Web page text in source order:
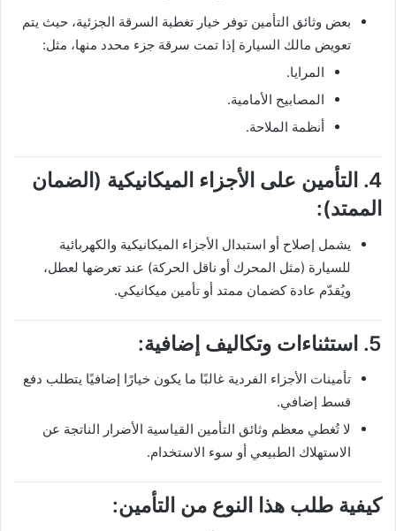
بعض وثائق التأمين توفر خيار تغطية السرقة الجزئية، حيث يتم
تعويض مالك السيارة إذا تمت سرقة جزء محدد منها، مثل:
المرايا.
المصابيح الأمامية.
أنظمة الملاحة.
4. التأمين على الأجزاء الميكانيكية (الضمان
الممتد):
يشمل إصلاح أو استبدال الأجزاء الميكانيكية والكهربائية
للسيارة (مثل المحرك أو ناقل الحركة) عند تعرضها لعطل،
ويُقدّم عادة كضمان ممتد أو تأمين ميكانيكي.
5. استثناءات وتكاليف إضافية:
تأمينات الأجزاء الفردية غالبًا ما يكون خيارًا إضافيًا يتطلب دفع
قسط إضافي.
لا تُغطي معظم وثائق التأمين القياسية الأضرار الناتجة عن
الاستهلاك الطبيعي أو سوء الاستخدام.
كيفية طلب هذا النوع من التأمين: